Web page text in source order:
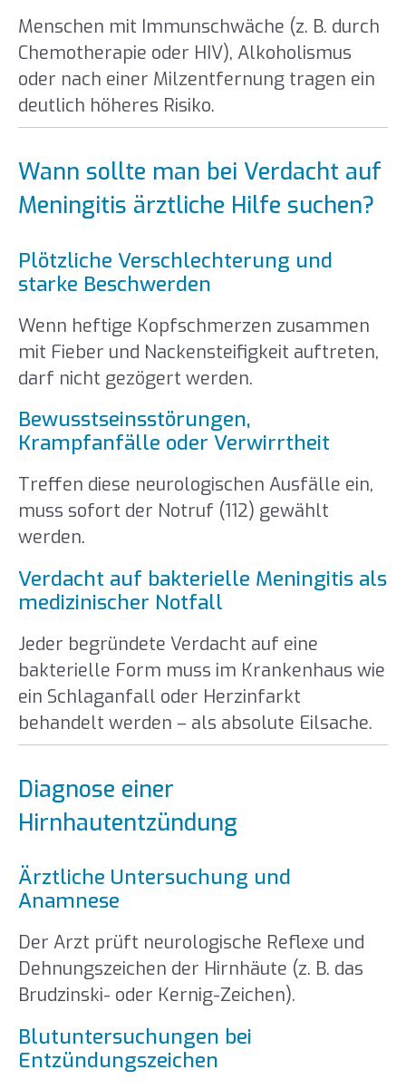
Menschen mit Immunschwäche (z. B. durch
Chemotherapie oder HIV), Alkoholismus
oder nach einer Milzentfernung tragen ein
deutlich höheres Risiko.
Wann sollte man bei Verdacht auf
Meningitis ärztliche Hilfe suchen?
Plötzliche Verschlechterung und
starke Beschwerden
Wenn heftige Kopfschmerzen zusammen
mit Fieber und Nackensteifigkeit auftreten,
darf nicht gezögert werden.
Bewusstseinsstörungen,
Krampfanfälle oder Verwirrtheit
Treffen diese neurologischen Ausfälle ein,
muss sofort der Notruf (112) gewählt
werden.
Verdacht auf bakterielle Meningitis als
medizinischer Notfall
Jeder begründete Verdacht auf eine
bakterielle Form muss im Krankenhaus wie
ein Schlaganfall oder Herzinfarkt
behandelt werden – als absolute Eilsache.
Diagnose einer
Hirnhautentzündung
Ärztliche Untersuchung und
Anamnese
Der Arzt prüft neurologische Reflexe und
Dehnungszeichen der Hirnhäute (z. B. das
Brudzinski- oder Kernig-Zeichen).
Blutuntersuchungen bei
Entzündungszeichen